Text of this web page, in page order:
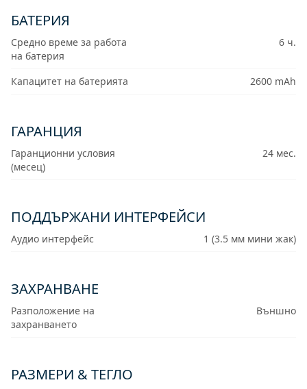
БАТЕРИЯ
Средно време за работа
на батерия
6 ч.
Капацитет на батерията 2600 mAh
ГАРАНЦИЯ
Гаранционни условия
(месец)
24 мес.
ПОДДЪРЖАНИ ИНТЕРФЕЙСИ
Аудио интерфейс 1 (3.5 мм мини жак)
ЗАХРАНВАНЕ
Разположение на
захранването
Външно
РАЗМЕРИ & ТЕГЛО